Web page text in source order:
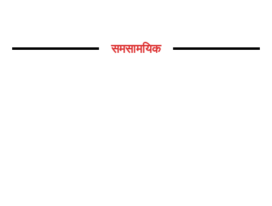
समसामयिक